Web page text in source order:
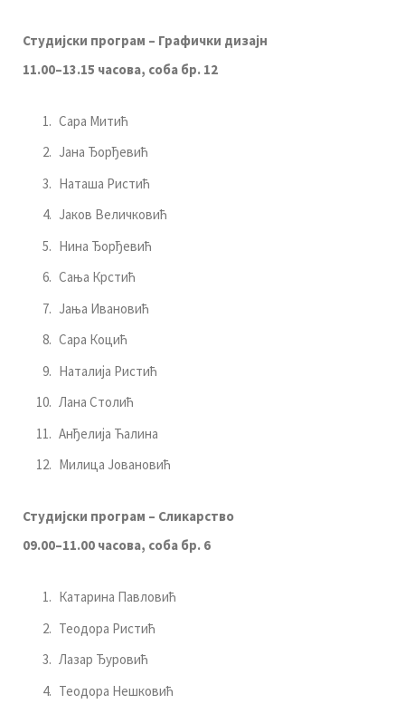
Студијски програм – Графички дизајн
11.00–13.15 часова, соба бр. 12
Сара Митић
Јана Ђорђевић
Наташа Ристић
Јаков Величковић
Нина Ђорђевић
Сања Крстић
Јања Ивановић
Сара Коцић
Наталија Ристић
Лана Столић
Анђелија Ћалина
Милица Јовановић
Студијски програм – Сликарство
09.00–11.00 часова, соба бр. 6
Катарина Павловић
Теодора Ристић
Лазар Ђуровић
Теодора Нешковић